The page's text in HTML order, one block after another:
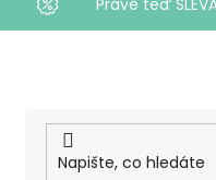
Právě teď